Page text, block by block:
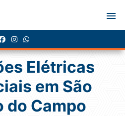
Elétricas
em São
do Campo